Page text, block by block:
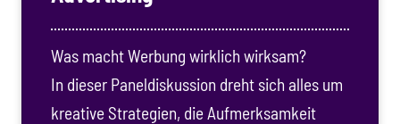
Was macht Werbung wirklich wirksam?
In dieser Paneldiskussion dreht sich alles um
kreative Strategien, die Aufmerksamkeit